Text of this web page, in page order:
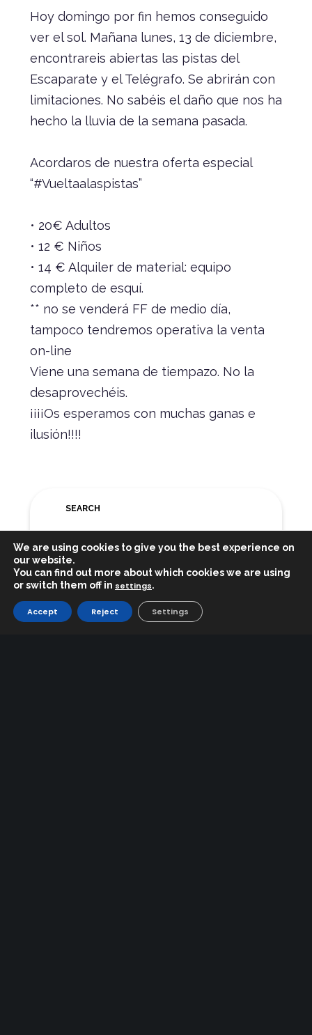
Hoy domingo por fin hemos conseguido
ver el sol. Mañana lunes, 13 de diciembre,
encontrareis abiertas las pistas del
Escaparate y el Telégrafo. Se abrirán con
limitaciones. No sabéis el daño que nos ha
hecho la lluvia de la semana pasada.
Acordaros de nuestra oferta especial
“#Vueltaalaspistas”
• 20€ Adultos
• 12 € Niños
• 14 € Alquiler de material: equipo
completo de esquí.
** no se venderá FF de medio día,
tampoco tendremos operativa la venta
on-line
Viene una semana de tiempazo. No la
desaprovechéis.
¡¡¡¡Os esperamos con muchas ganas e
ilusión!!!!
SEARCH
We are using cookies to give you the best experience on
our website.
You can find out more about which cookies we are using
or switch them off in settings.
Accept Reject Settings